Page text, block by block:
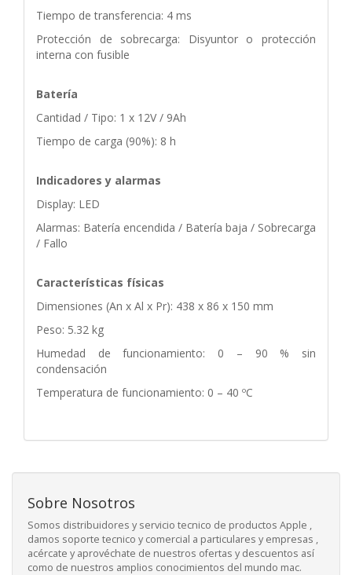
Tiempo de transferencia: 4 ms
Protección de sobrecarga: Disyuntor o protección
interna con fusible
Batería
Cantidad / Tipo: 1 x 12V / 9Ah
Tiempo de carga (90%): 8 h
Indicadores y alarmas
Display: LED
Alarmas: Batería encendida / Batería baja / Sobrecarga
/ Fallo
Características físicas
Dimensiones (An x Al x Pr): 438 x 86 x 150 mm
Peso: 5.32 kg
Humedad de funcionamiento: 0 – 90 % sin
condensación
Temperatura de funcionamiento: 0 – 40 ºC
Sobre Nosotros
Somos distribuidores y servicio tecnico de productos Apple ,
damos soporte tecnico y comercial a particulares y empresas ,
acércate y aprovéchate de nuestros ofertas y descuentos así
como de nuestros amplios conocimientos del mundo mac.